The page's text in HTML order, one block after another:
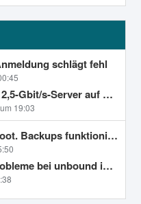
schlägt fehl
s begrenzt – Windows Server 2022
19:03
funktionieren nicht.
mit mail.protection.outlook.com